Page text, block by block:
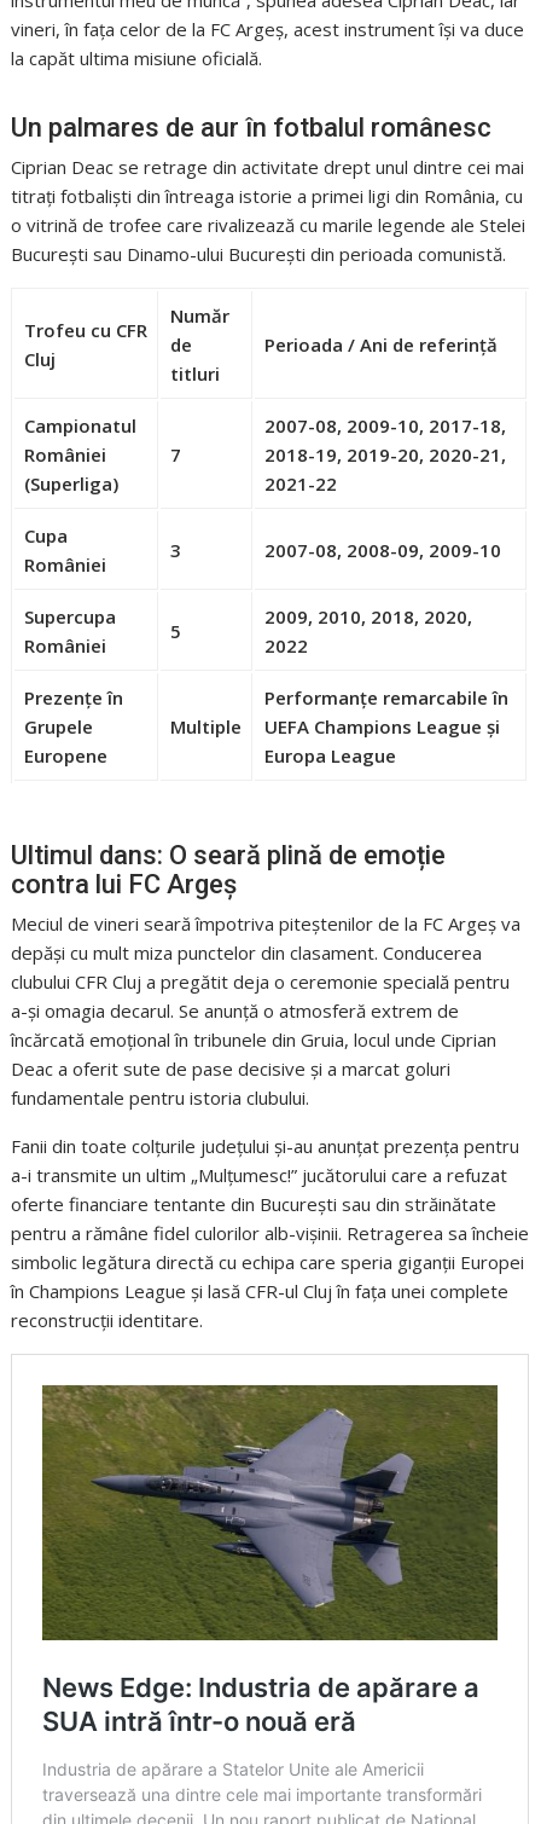
vineri, în fața celor de la FC Argeș, acest instrument își va duce
la capăt ultima misiune oficială.
Un palmares de aur în fotbalul românesc
Ciprian Deac se retrage din activitate drept unul dintre cei mai
titrați fotbaliști din întreaga istorie a primei ligi din România, cu
o vitrină de trofee care rivalizează cu marile legende ale Stelei
București sau Dinamo-ului București din perioada comunistă.
Trofeu cu CFR
Cluj
Număr
de
titluri
Perioada / Ani de referință
Campionatul
României
(Superliga)
7
2007-08, 2009-10, 2017-18,
2018-19, 2019-20, 2020-21,
2021-22
Cupa
României
3 2007-08, 2008-09, 2009-10
Supercupa
României
5
2009, 2010, 2018, 2020,
2022
Prezențe în
Grupele
Europene
Multiple
Performanțe remarcabile în
UEFA Champions League și
Europa League
Ultimul dans: O seară plină de emoție
contra lui FC Argeș
Meciul de vineri seară împotriva piteștenilor de la FC Argeș va
depăși cu mult miza punctelor din clasament. Conducerea
clubului CFR Cluj a pregătit deja o ceremonie specială pentru
a-și omagia decarul. Se anunță o atmosferă extrem de
încărcată emoțional în tribunele din Gruia, locul unde Ciprian
Deac a oferit sute de pase decisive și a marcat goluri
fundamentale pentru istoria clubului.
Fanii din toate colțurile județului și-au anunțat prezența pentru
a-i transmite un ultim „Mulțumesc!” jucătorului care a refuzat
oferte financiare tentante din București sau din străinătate
pentru a rămâne fidel culorilor alb-vișinii. Retragerea sa încheie
simbolic legătura directă cu echipa care speria giganții Europei
în Champions League și lasă CFR-ul Cluj în fața unei complete
reconstrucții identitare.